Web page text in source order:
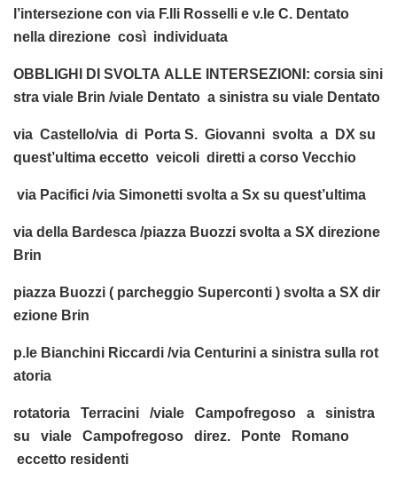
l’intersezione con via F.lli Rosselli e v.le C. Dentato
nella direzione così individuata
OBBLIGHI DI SVOLTA ALLE INTERSEZIONI: corsia sini
stra viale Brin /viale Dentato a sinistra su viale Dentato
via Castello/via di Porta S. Giovanni svolta a DX su
quest’ultima eccetto veicoli diretti a corso Vecchio
via Pacifici /via Simonetti svolta a Sx su quest’ultima
via della Bardesca /piazza Buozzi svolta a SX direzione
Brin
piazza Buozzi ( parcheggio Superconti ) svolta a SX dir
ezione Brin
p.le Bianchini Riccardi /via Centurini a sinistra sulla rot
atoria
rotatoria Terracini /viale Campofregoso a sinistra
su viale Campofregoso direz. Ponte Romano
eccetto residenti